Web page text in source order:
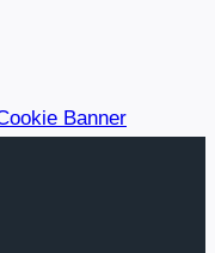
Banner